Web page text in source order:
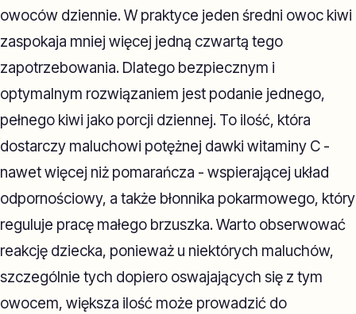
owoców dziennie. W praktyce jeden średni owoc kiwi
zaspokaja mniej więcej jedną czwartą tego
zapotrzebowania. Dlatego bezpiecznym i
optymalnym rozwiązaniem jest podanie jednego,
pełnego kiwi jako porcji dziennej. To ilość, która
dostarczy maluchowi potężnej dawki witaminy C -
nawet więcej niż pomarańcza - wspierającej układ
odpornościowy, a także błonnika pokarmowego, który
reguluje pracę małego brzuszka. Warto obserwować
reakcję dziecka, ponieważ u niektórych maluchów,
szczególnie tych dopiero oswajających się z tym
owocem, większa ilość może prowadzić do